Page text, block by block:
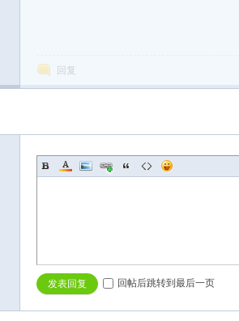
回复
发表回复 回帖后跳转到最后一页